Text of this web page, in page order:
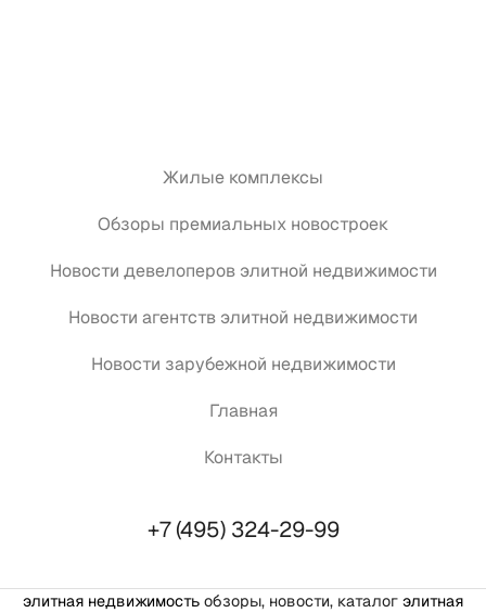
Жилые комплексы
Обзоры премиальных новостроек
Новости девелоперов элитной недвижимости
Новости агентств элитной недвижимости
Новости зарубежной недвижимости
Главная
Контакты
+7 (495) 324-29-99
элитная недвижимость обзоры, новости, каталог элитная